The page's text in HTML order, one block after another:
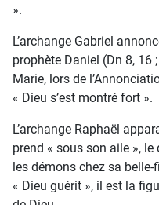
».
L’archange Gabriel
prophète Daniel (Dn 8, 16
Marie, lors de
« Dieu s’est montré fort ».
L’archange Raphaël
prend « sous son aile »,
les démons chez sa
« Dieu guérit », il est la